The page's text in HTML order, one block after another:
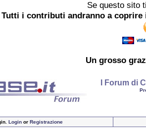
Se questo sito
Tutti i contributi andranno a
Un grosso
I Forum di
Loginor Registrazione